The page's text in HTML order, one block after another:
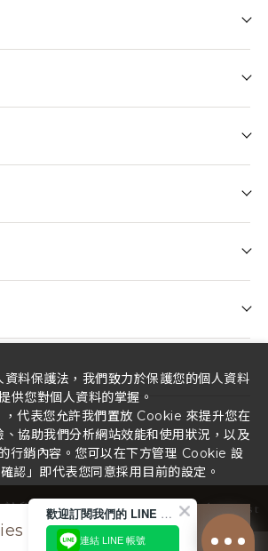
診所 All Rights Reserved. Design by iBest
料保護法，我們致力於保護您的個人資料
供您對個人資料的掌握。
，代表您允許我們置放 Cookie 來提升您在
協助我們分析網站效能和使用狀況，以及
行銷內容。您可以在下方管理 Cookie 設
認」即代表您同意採用目前的設定。
全部接受
歡迎訂閱我們的 LINE 官方帳號
連結 LINE 帳號